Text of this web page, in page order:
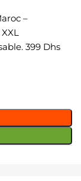
–
399 Dhs